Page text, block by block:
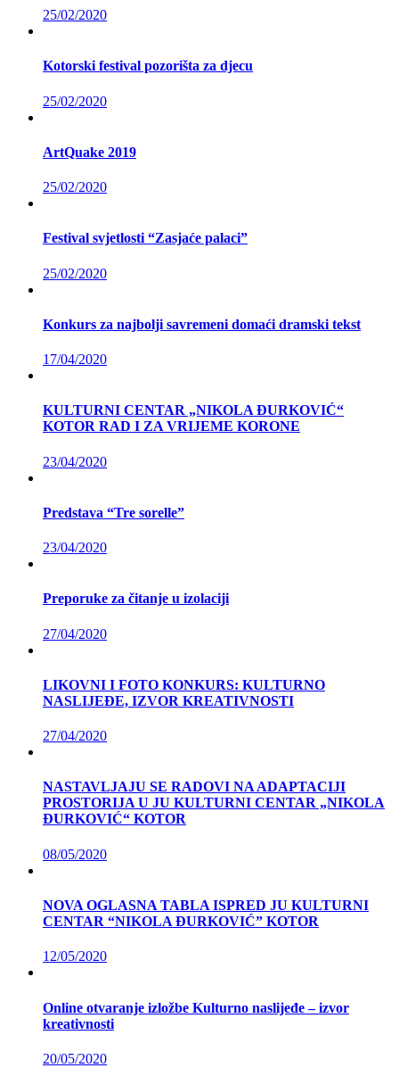
25/02/2020
Kotorski festival pozorišta za djecu
25/02/2020
ArtQuake 2019
25/02/2020
Festival svjetlosti “Zasjaće palaci”
25/02/2020
Konkurs za najbolji savremeni domaći dramski tekst
17/04/2020
KULTURNI CENTAR „NIKOLA ĐURKOVIĆ“
KOTOR RAD I ZA VRIJEME KORONE
23/04/2020
Predstava “Tre sorelle”
23/04/2020
Preporuke za čitanje u izolaciji
27/04/2020
LIKOVNI I FOTO KONKURS: KULTURNO
NASLIJEĐE, IZVOR KREATIVNOSTI
27/04/2020
NASTAVLJAJU SE RADOVI NA ADAPTACIJI
PROSTORIJA U JU KULTURNI CENTAR „NIKOLA
ĐURKOVIĆ“ KOTOR
08/05/2020
NOVA OGLASNA TABLA ISPRED JU KULTURNI
CENTAR “NIKOLA ĐURKOVIĆ” KOTOR
12/05/2020
Online otvaranje izložbe Kulturno naslijeđe – izvor
kreativnosti
20/05/2020